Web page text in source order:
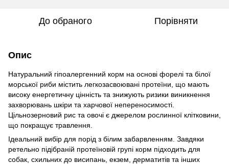
До обраного Порівняти
Опис
Натуральний гіпоалергенний корм на основі форелі та білої
морської риби містить легкозасвоювані протеїни, що мають
високу енергетичну цінність та знижують ризики виникнення
захворювань шкіри та харчової непереносимості.
Цільнозерновий рис та овочі є джерелом рослинної клітковини,
що покращує травлення.
Ідеальний вибір для порід з білим забарвленням. Завдяки
ретельно підібраній протеїновій групі корм підходить для
собак, схильних до висипань, екзем, дерматитів та інших